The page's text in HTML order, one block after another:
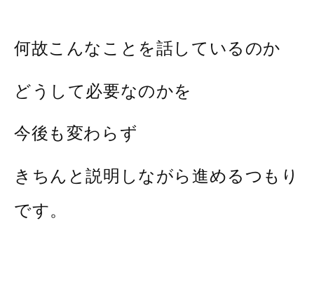
何故こんなことを話しているのか
どうして必要なのかを
今後も変わらず
きちんと説明しながら進めるつもり
です。